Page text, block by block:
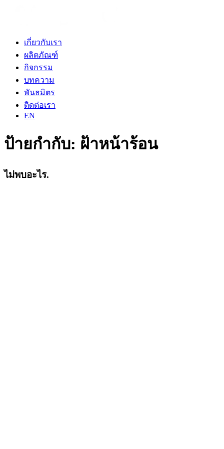
เกี่ยวกับเรา
ผลิตภัณฑ์
กิจกรรม
บทความ
พันธมิตร
ติดต่อเรา
EN
ป้ายกำกับ: ฝ้าหน้าร้อน
ไม่พบอะไร.